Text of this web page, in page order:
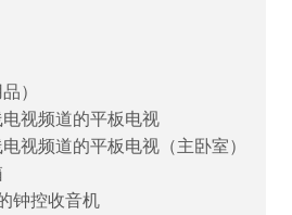
）
视频道的平板电视
视频道的平板电视（主卧室）
钟控收音机